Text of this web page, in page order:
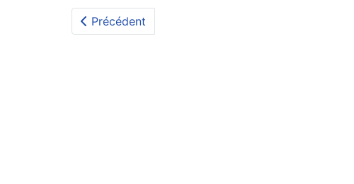
Précédent